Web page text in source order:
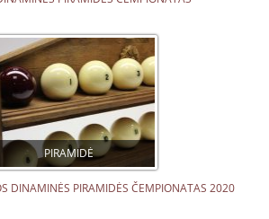
PIRAMIDĖ
DINAMINĖS PIRAMIDĖS ČEMPIONATAS 2020